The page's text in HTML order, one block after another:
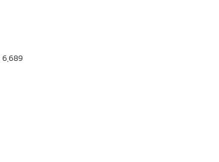
6,689